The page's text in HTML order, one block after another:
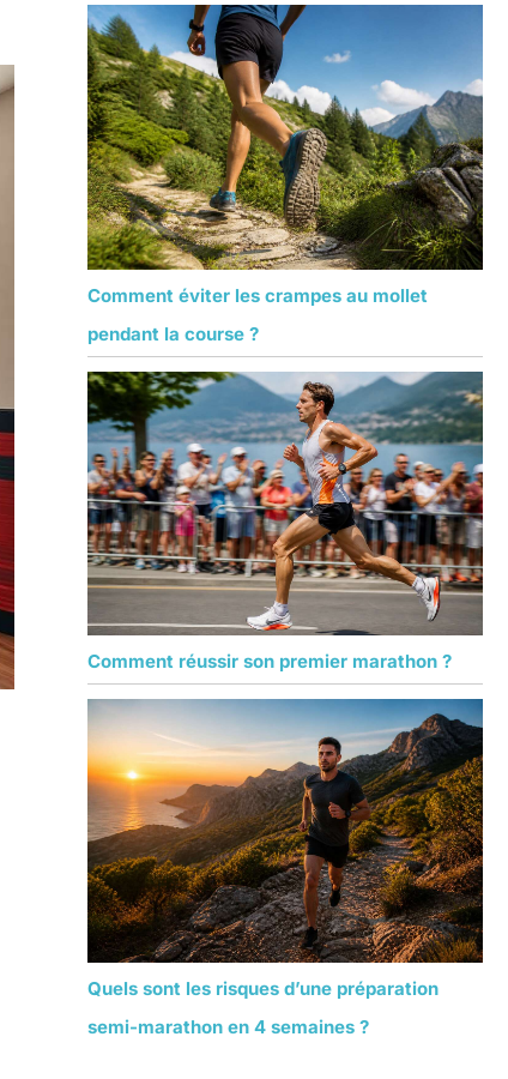
Comment éviter les crampes au mollet
pendant la course ?
Comment réussir son premier marathon ?
Quels sont les risques d’une préparation
semi-marathon en 4 semaines ?